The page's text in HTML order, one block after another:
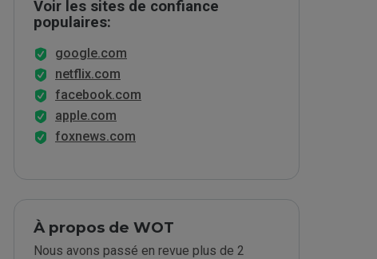
Voir les sites de confiance
populaires:
google.com
netflix.com
facebook.com
apple.com
foxnews.com
À propos de WOT
Nous avons passé en revue plus de 2